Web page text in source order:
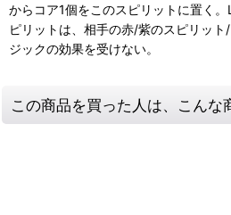
からコア1個をこのスピリットに置く。
ピリットは、相手の赤/紫のスピリッ
ジックの効果を受けない。
この商品を買った人は、こんな